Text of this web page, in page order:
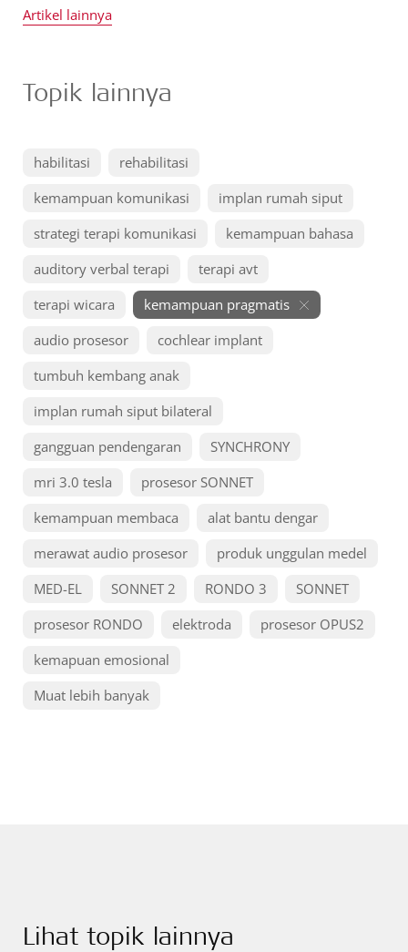
Artikel lainnya
Topik lainnya
habilitasi
rehabilitasi
kemampuan komunikasi
implan rumah siput
strategi terapi komunikasi
kemampuan bahasa
auditory verbal terapi
terapi avt
terapi wicara
kemampuan pragmatis
audio prosesor
cochlear implant
tumbuh kembang anak
implan rumah siput bilateral
gangguan pendengaran
SYNCHRONY
mri 3.0 tesla
prosesor SONNET
kemampuan membaca
alat bantu dengar
merawat audio prosesor
produk unggulan medel
MED-EL
SONNET 2 RONDO 3
SONNET
prosesor RONDO
elektroda
prosesor OPUS2
kemapuan emosional
Muat lebih banyak
Lihat topik lainnya